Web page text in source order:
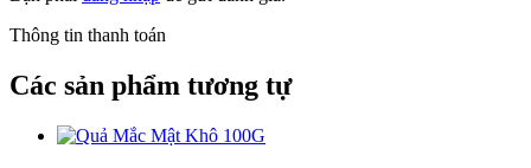
Thông tin thanh toán
Các sản phẩm tương tự